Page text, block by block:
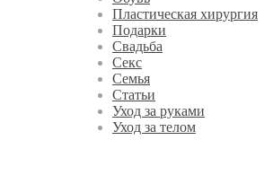
Пластическая хирургия
Подарки
Свадьба
Секс
Семья
Статьи
Уход за руками
Уход за телом